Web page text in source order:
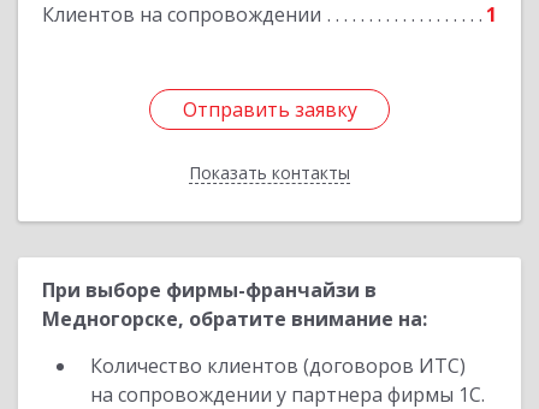
Клиентов на сопровождении 1
Отправить заявку
Показать контакты
Отправить заявку
Назад
При выборе фирмы-франчайзи в
Медногорске, обратите внимание на:
Количество клиентов (договоров ИТС)
на сопровождении у партнера фирмы 1С.